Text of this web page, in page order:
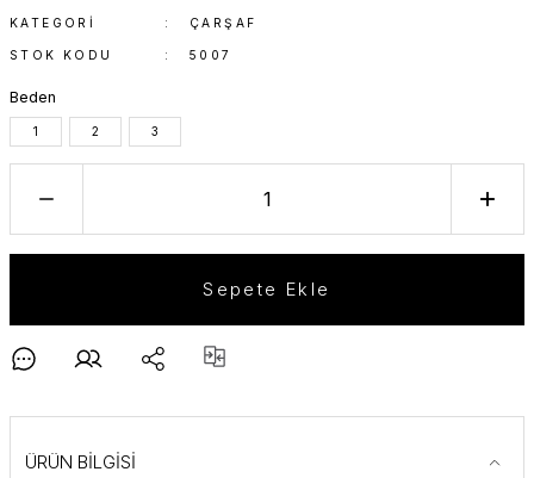
KATEGORI ÇARŞAF
STOK KODU 5007
Beden
1 2 3
Sepete Ekle
ÜRÜN BİLGİSİ